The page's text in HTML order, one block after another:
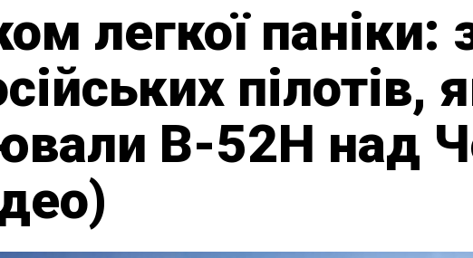
легкої паніки:
пілотів,
B-52H над